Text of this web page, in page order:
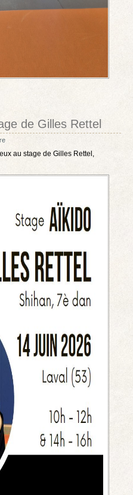
de Gilles Rettel
au stage de Gilles Rettel,